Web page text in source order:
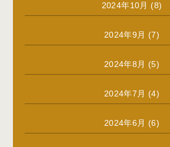
2024年10月 (8)
2024年9月 (7)
2024年8月 (5)
2024年7月 (4)
2024年6月 (6)